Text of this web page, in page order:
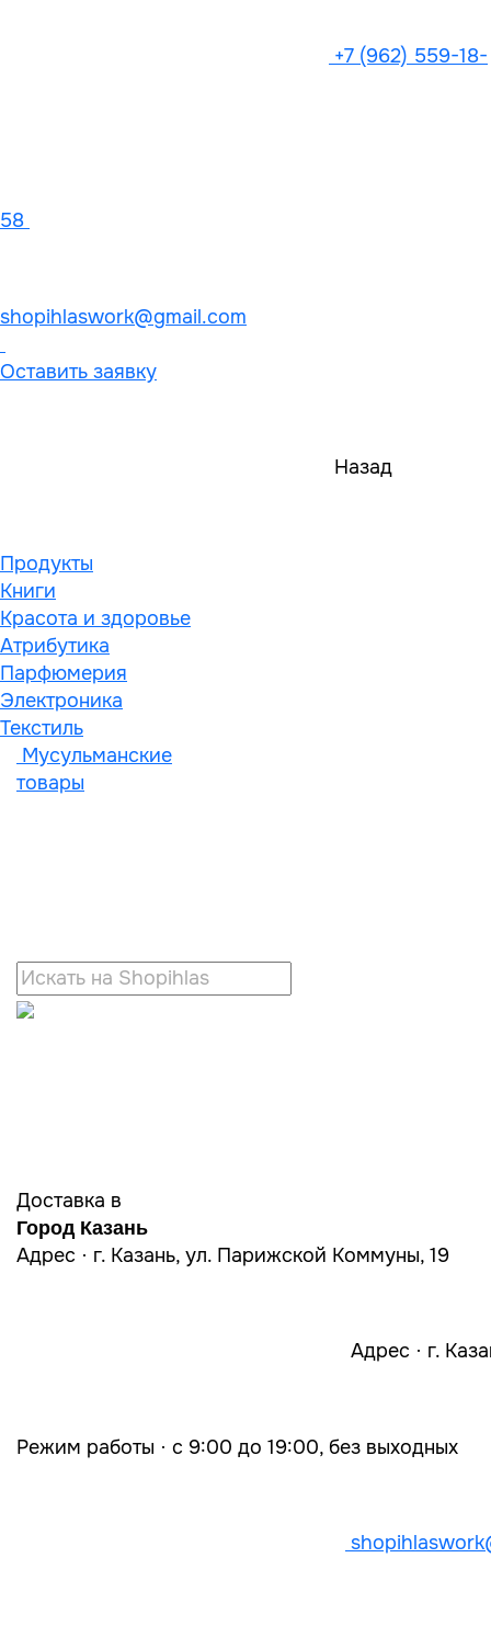
+7 (962) 559-18-
58
shopihlaswork@gmail.com
Оставить заявку
Назад
Продукты
Книги
Красота и здоровье
Атрибутика
Парфюмерия
Электроника
Текстиль
Мусульманские
товары
Доставка в
Город Казань
Адрес · г. Казань, ул. Парижской Коммуны, 19
Адрес · г.
Режим работы · с 9:00 до 19:00, без выходных